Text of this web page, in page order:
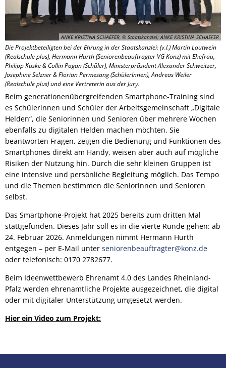
ANKE KRISTINA SCHAEFER, © Staatskanzlei; ANKE KRISTINA SCHAEFER
Die Projektbeteiligten bei der Ehrung in der Staatskanzlei: (v.l.) Martin Lautwein
(Realschule plus), Hermann Hurth (Seniorenbeauftragter VG Konz) mit Ehefrau,
Philipp Kuske & Collin Pagan (Schüler), Ministerpräsident Alexander Schweitzer,
Josephine Selzner & Florian Permesang (SchülerInnen), Andreas Weiler
(Realschule plus) und eine Vertreterin aus der Jury.
Beim generationenübergreifenden Smartphone-Training sind
es Schülerinnen und Schüler der Arbeitsgemeinschaft „Digitale
Helden“, die Seniorinnen und Senioren über mehrere Wochen
ebenfalls zu digitalen Helden machen möchten. Sie
beantworten Fragen, zeigen die Bedienung und Funktionen des
Smartphones direkt am Handy, weisen aber auch auf mögliche
Risiken der Nutzung hin. Durch die sehr kleinen Gruppen ist
eine intensive und persönliche Begleitung möglich. Das Tempo
und die Themen bestimmen die Seniorinnen und Senioren
selbst.
Das Smartphone-Projekt hat 2025 bereits zum dritten Mal
stattgefunden. Dieses Jahr soll es in die vierte Runde gehen: ab
24. Februar 2026. Anmeldungen nimmt Hermann Hurth
entgegen – per E-Mail unter seniorenbeauftragter@konz.de
oder telefonisch: 0170 2782677.
Beim Ideenwettbewerb Ehrenamt 4.0 des Landes Rheinland-
Pfalz werden ehrenamtliche Projekte ausgezeichnet, die digital
oder mit digitaler Unterstützung umgesetzt werden.
Hier ein Video zum Projekt: